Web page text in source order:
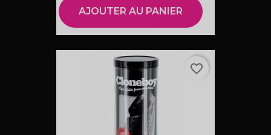
AJOUTER AU PANIER
favorite_border